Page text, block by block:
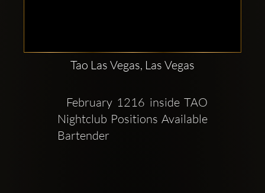
Tao Las Vegas, Las Vegas
Nightclub Positions Available
Bartender